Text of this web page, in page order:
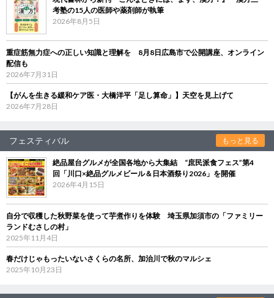
考塾の15人の医師や薬剤師が執筆
2026年8月5日
重症筋無力症への正しい知識と理解を 8月8日広島市で公開講座、オンライン
配信も
2026年7月31日
【がんを生きる緩和ケア医・大橋洋平「足し算命」】天空を見上げて
2026年7月28日
フェスティバル もっと見る
絶品屋台グルメが全国各地から大集結 “庶民派食フェス”第4
回「川口×絶品グルメビール＆日本酒祭り2026」を開催
2026年4月15日
自分で収穫した秋野菜を使って芋煮作りを体験 埼玉県加須市の「ファミリー
ランドむさしの村」
2025年11月4日
春だけじゃもったいないさくらの名所、加治川で秋のマルシェ
2025年10月23日